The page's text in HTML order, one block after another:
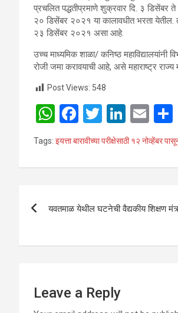
प्रचलित पद्धतीप्रमाणे शुक्रवार दि. ३
२० डिसेंबर २०२१ या कालावधीत भरता येतील.
२३ डिसेंबर २०२१ असा आहे.
उच्च माध्यमिक शाळा/ कनिष्ठ महाविद्यालयांनी
रोजी जमा करावयाची आहे, असे महाराष्ट्र
Post Views: 548
W
at
s
p
F
a
ce
b
o
T
wi
tt
er
Li
n
ke
dI
E
m
ail
Tags: इयत्ता बारावीच्या परीक्षेसाठी १२ नोव्हेंबर
यवतमाळ येथील घटनेची वैद्यकीय शिक्षण
Leave a Reply